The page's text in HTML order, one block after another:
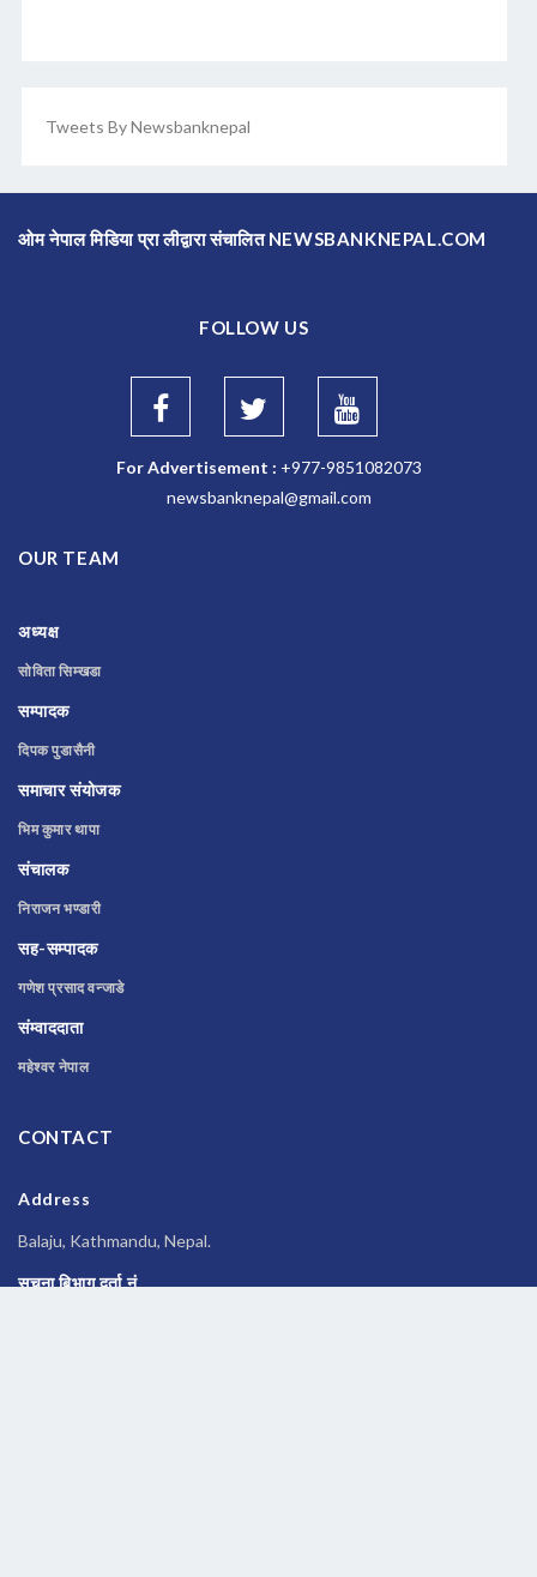
Tweets By Newsbanknepal
ओम नेपाल मिडिया प्रा लीद्वारा संचालित NEWSBANKNEPAL.COM
FOLLOW US
For Advertisement : +977-9851082073
newsbanknepal@gmail.com
OUR TEAM
अध्यक्ष
सोविता सिम्खडा
सम्पादक
दिपक पुडासैनी
समाचार संयोजक
भिम कुमार थापा
संचालक
निराजन भण्डारी
सह-सम्पादक
गणेश प्रसाद वन्जाडे
संम्वाददाता
महेश्वर नेपाल
CONTACT
Address
Balaju, Kathmandu, Nepal.
सूचना बिभाग दर्ता नं